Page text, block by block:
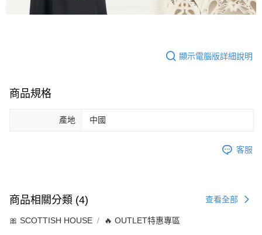
顯示電腦版詳細說明
商品規格
產地 中國
客服
商品相關分類 (4) 查看全部
🎀 SCOTTISH HOUSE 🔥 OUTLET特惠專區